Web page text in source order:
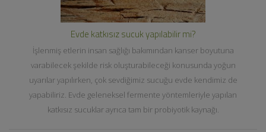
Evde katkısız sucuk yapılabilir mi?
İşlenmiş etlerin insan sağlığı bakımından kanser boyutuna
varabilecek şekilde risk oluşturabileceği konusunda yoğun
uyarılar yapılırken, çok sevdiğimiz sucuğu evde kendimiz de
yapabiliriz. Evde geleneksel fermente yöntemleriyle yapılan
katkısız sucuklar ayrıca tam bir probiyotik kaynağı.